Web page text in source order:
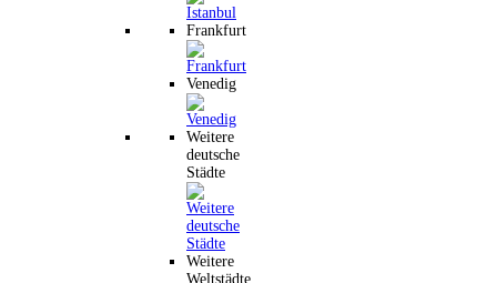
Frankfurt
Venedig
Weitere
deutsche
Städte
Weitere
Weltstädte